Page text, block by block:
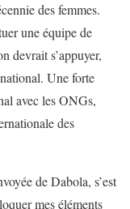
des femmes.
une équipe de
devrait s’appuyer,
Une forte
avec les ONGs,
des
de Dabola, s’est
mes éléments